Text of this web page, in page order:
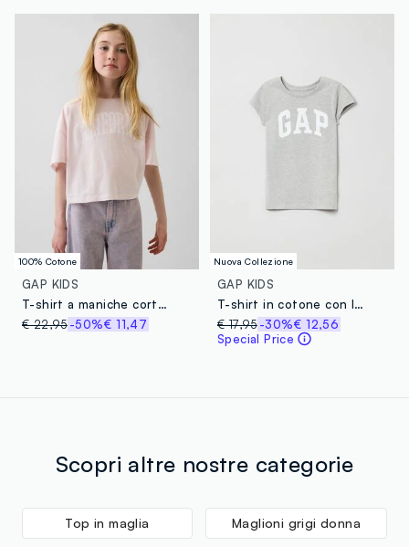
100% Cotone
GAP KIDS
T-shirt a maniche corte in puro cotone
€ 22,95-50%€ 11,47
Nuova Collezione
GAP KIDS
T-shirt in cotone con logo GAP
€ 17,95 -30%€ 12,56
Special Price
Scopri altre nostre categorie
Top in maglia Maglioni grigi donna